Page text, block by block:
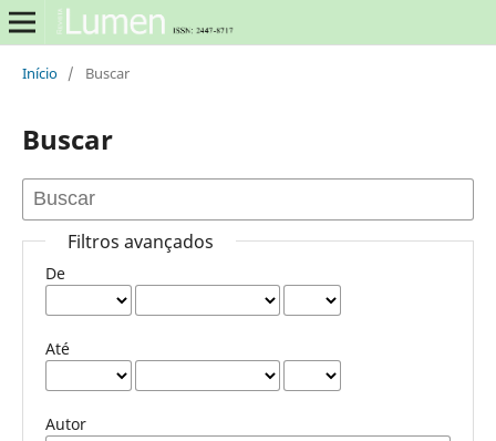
Início / Buscar
Buscar
Filtros avançados
De
Até
Autor